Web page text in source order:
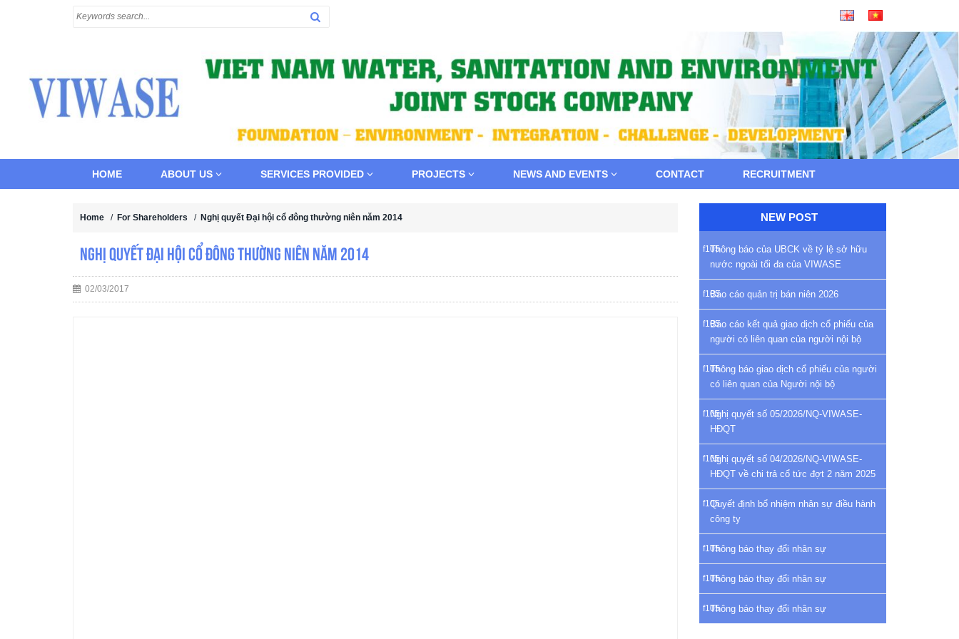
HOME ABOUT US SERVICES PROVIDED PROJECTS NEWS AND EVENTS CONTACT RECRUITMENT
Home / For Shareholders / Nghị quyết Đại hội cổ đông thường niên năm 2014
Nghị quyết Đại hội cổ đông thường niên năm 2014
02/03/2017
NEW POST
Thông báo của UBCK về tỷ lệ sở hữu
nước ngoài tối đa của VIWASE
Báo cáo quản trị bán niên 2026
Báo cáo kết quả giao dịch cổ phiếu của
người có liên quan của người nội bộ
Thông báo giao dịch cổ phiếu của người
có liên quan của Người nội bộ
Nghị quyết số 05/2026/NQ-VIWASE-
HĐQT
Nghị quyết số 04/2026/NQ-VIWASE-
HĐQT về chi trả cổ tức đợt 2 năm 2025
Quyết định bổ nhiệm nhân sự điều hành
công ty
Thông báo thay đổi nhân sự
Thông báo thay đổi nhân sự
Thông báo thay đổi nhân sự